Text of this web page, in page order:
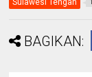
BAGIKAN: